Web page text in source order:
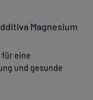
Magnesium
für eine
und gesunde